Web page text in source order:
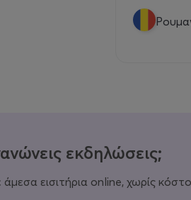
εκδηλώσεις;
εισιτήρια online, χωρίς